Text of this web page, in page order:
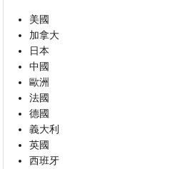
美國
加拿大
日本
中國
歐洲
法國
德國
義大利
英國
西班牙